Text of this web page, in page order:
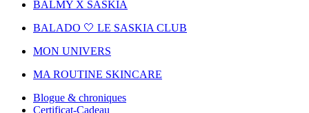
BALMY X SASKIA
BALADO 🤍 LE SASKIA CLUB
MON UNIVERS
MA ROUTINE SKINCARE
Blogue & chroniques
Certificat-Cadeau